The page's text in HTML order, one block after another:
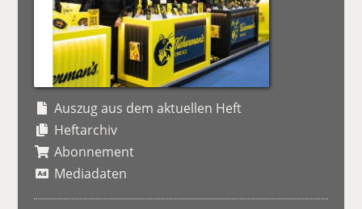
Auszug aus dem aktuellen Heft
Heftarchiv
Abonnement
Mediadaten